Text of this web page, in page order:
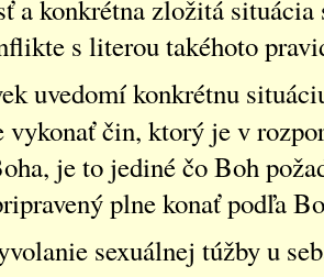
a konkrétna zložitá
s literou takéhoto
uvedomí konkrétnu
vykonať čin, ktorý je v
je to jediné čo Boh
plne konať podľa
sexuálnej túžby u